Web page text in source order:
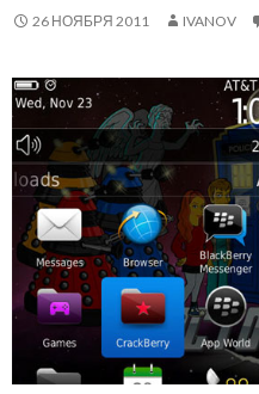
26 НОЯБРЯ 2011 IVANOV